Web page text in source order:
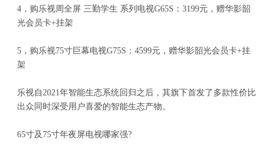
4，购乐视周全屏 三勤学生 系列电视G65S：3199元，赠华影韶
光会员卡+挂架
5，购乐视75寸巨幕电视G75S：4599元，赠华影韶光会员卡+挂
架
乐视自2021年智能生态系统回归之后，其旗下首发了多款性价比
出众同时深受用户喜爱的智能生态产物。
65寸及75寸年夜屏电视哪家强?